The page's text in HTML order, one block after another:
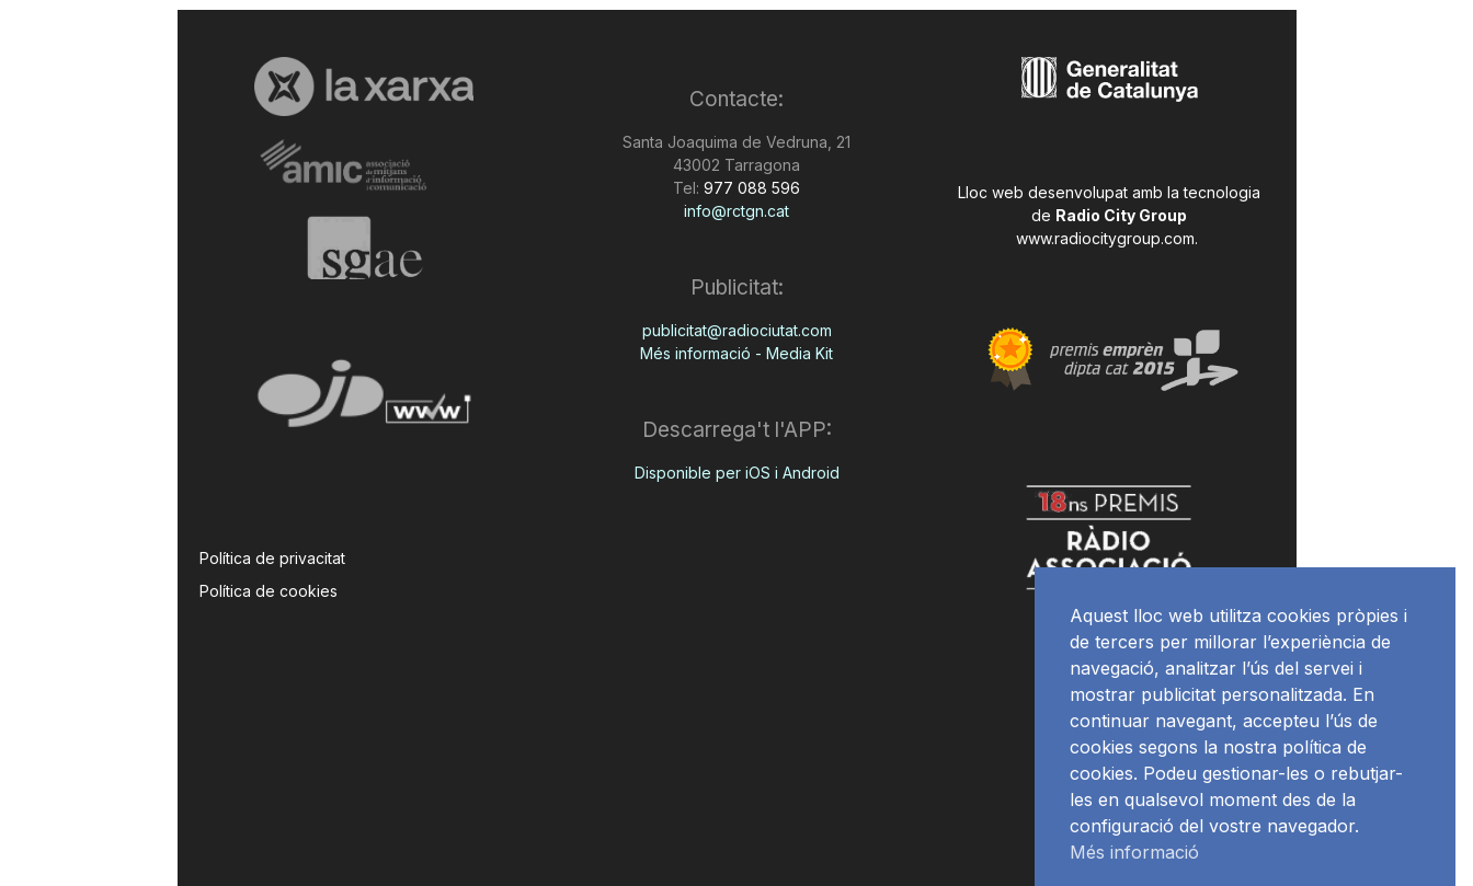
Política de privacitat
Política de cookies
Contacte:
Santa Joaquima de Vedruna, 21
43002 Tarragona
Tel: 977 088 596
info@rctgn.cat
Publicitat:
publicitat@radiociutat.com
Més informació - Media Kit
Descarrega't l'APP:
Disponible per iOS i Android
Lloc web desenvolupat amb la tecnologia
de Radio City Group
www.radiocitygroup.com.
Aquest lloc web utilitza cookies pròpies i
de tercers per millorar l’experiència de
navegació, analitzar l’ús del servei i
mostrar publicitat personalitzada. En
continuar navegant, accepteu l’ús de
cookies segons la nostra política de
cookies. Podeu gestionar-les o rebutjar-
les en qualsevol moment des de la
configuració del vostre navegador.
Més informació